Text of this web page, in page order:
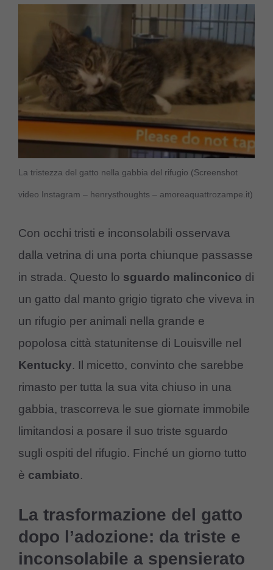
La tristezza del gatto nella gabbia del rifugio (Screenshot
video Instagram – henrysthoughts – amoreaquattrozampe.it)
Con occhi tristi e inconsolabili osservava
dalla vetrina di una porta chiunque passasse
in strada. Questo lo sguardo malinconico di
un gatto dal manto grigio tigrato che viveva in
un rifugio per animali nella grande e
popolosa città statunitense di Louisville nel
Kentucky. Il micetto, convinto che sarebbe
rimasto per tutta la sua vita chiuso in una
gabbia, trascorreva le sue giornate immobile
limitandosi a posare il suo triste sguardo
sugli ospiti del rifugio. Finché un giorno tutto
è cambiato.
La trasformazione del gatto
dopo l’adozione: da triste e
inconsolabile a spensierato